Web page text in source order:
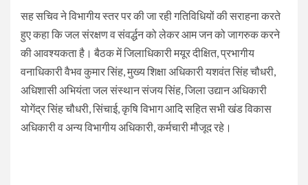
सह सचिव ने विभागीय स्तर पर की जा रही गतिविधियों की सराहना करते
हुए कहा कि जल संरक्षण व संवर्द्धन को लेकर आम जन को जागरुक करने
की आवश्यकता है। बैठक में जिलाधिकारी मयूर दीक्षित, प्रभागीय
वनाधिकारी वैभव कुमार सिंह, मुख्य शिक्षा अधिकारी यशवंत सिंह चौधरी,
अधिशासी अभियंता जल संस्थान संजय सिंह, जिला उद्यान अधिकारी
योगेंद्र सिंह चौधरी, सिंचाई, कृषि विभाग आदि सहित सभी खंड विकास
अधिकारी व अन्य विभागीय अधिकारी, कर्मचारी मौजूद रहे।